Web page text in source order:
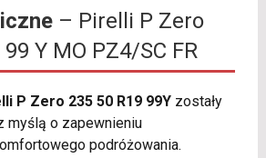
– Pirelli P Zero
Y MO PZ4/SC FR
P Zero 235 50 R19 99Yzostały
myślą o zapewnieniu
podróżowania.